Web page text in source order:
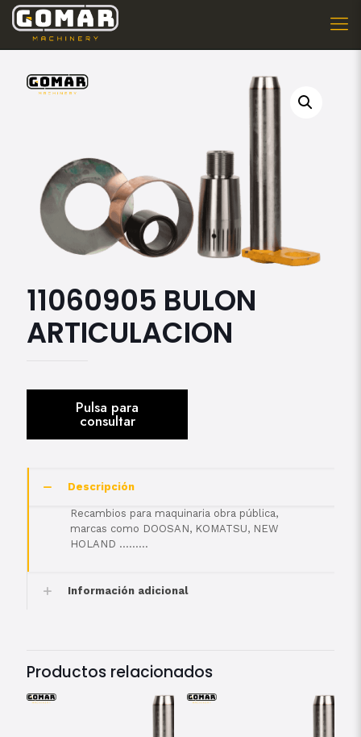
11060905 BULON
ARTICULACION
Descripción
Recambios para maquinaria obra pública,
marcas como DOOSAN, KOMATSU, NEW
HOLAND ………
Información adicional
Productos relacionados